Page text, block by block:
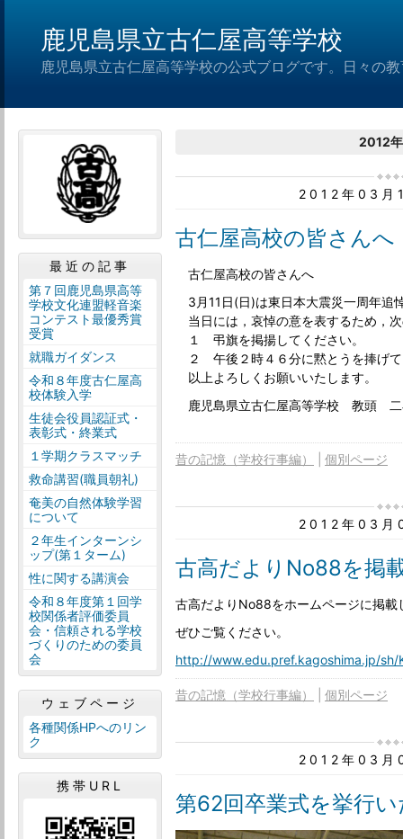
鹿児島県立古仁屋高等学校
鹿児島県立古仁屋高等学校の公式ブログです。日々の
2012
2012年03月
古仁屋高校の皆さんへ
古仁屋高校の皆さんへ
3月11日(日)は東日本大震災一周年追
当日には，哀悼の意を表するため，
１ 弔旗を掲揚してください。
２ 午後２時４６分に黙とうを捧げて
以上よろしくお願いいたします。
鹿児島県立古仁屋高等学校 教頭
昔の記憶（学校行事編） 個別ページ
2012年03月
古高だよりNo88を掲
古高だよりNo88をホームページに掲載
ぜひご覧ください。
http://www.edu.pref.kagoshima.jp/sh/
昔の記憶（学校行事編） 個別ページ
2012年03月
第62回卒業式を挙行
最近の記事
第７回鹿児島県高等
学校文化連盟軽音楽
コンテスト最優秀賞
受賞
就職ガイダンス
令和８年度古仁屋高
校体験入学
生徒会役員認証式・
表彰式・終業式
１学期クラスマッチ
救命講習(職員朝礼)
奄美の自然体験学習
について
２年生インターンシ
ップ(第１ターム)
性に関する講演会
令和８年度第１回学
校関係者評価委員
会・信頼される学校
づくりのための委員
会
ウェブページ
各種関係HPへのリン
ク
携帯URL